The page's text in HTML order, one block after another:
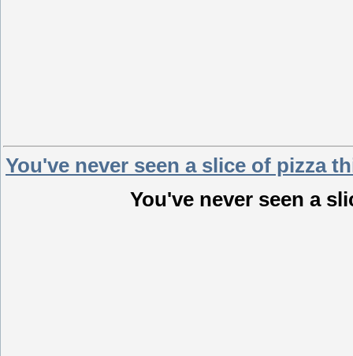
You've never seen a slice of pizza
You've never seen a